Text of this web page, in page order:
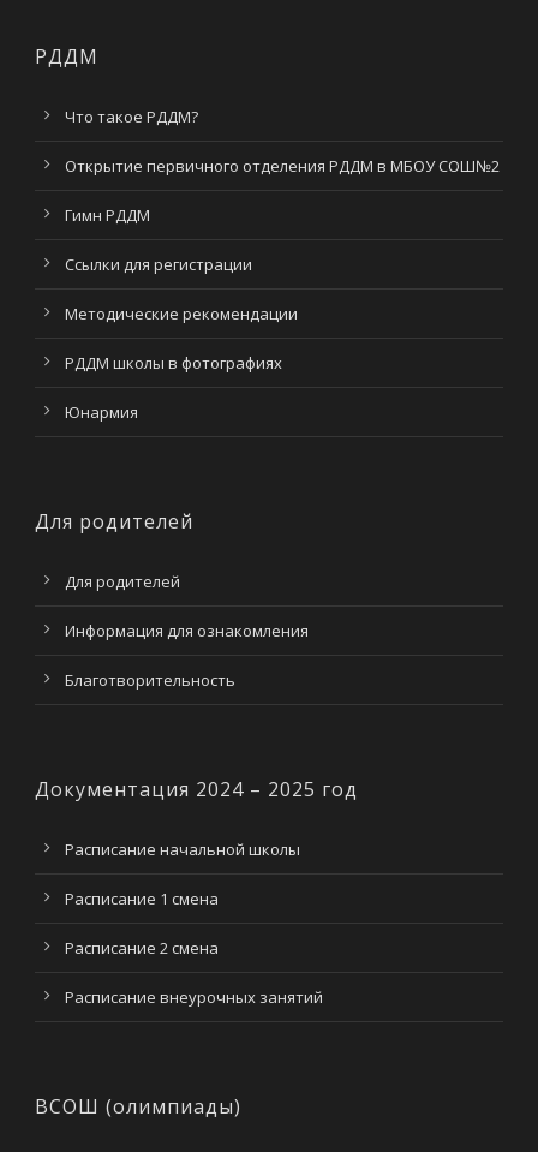
РДДМ
Что такое РДДМ?
Открытие первичного отделения РДДМ в МБОУ СОШ№2
Гимн РДДМ
Ссылки для регистрации
Методические рекомендации
РДДМ школы в фотографиях
Юнармия
Для родителей
Для родителей
Информация для ознакомления
Благотворительность
Документация 2024 – 2025 год
Расписание начальной школы
Расписание 1 смена
Расписание 2 смена
Расписание внеурочных занятий
ВСОШ (олимпиады)